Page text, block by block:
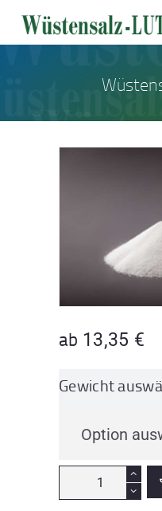
HOME
PRODUKTE
PREISLISTE
ab 13,35 €
Gewicht
fein